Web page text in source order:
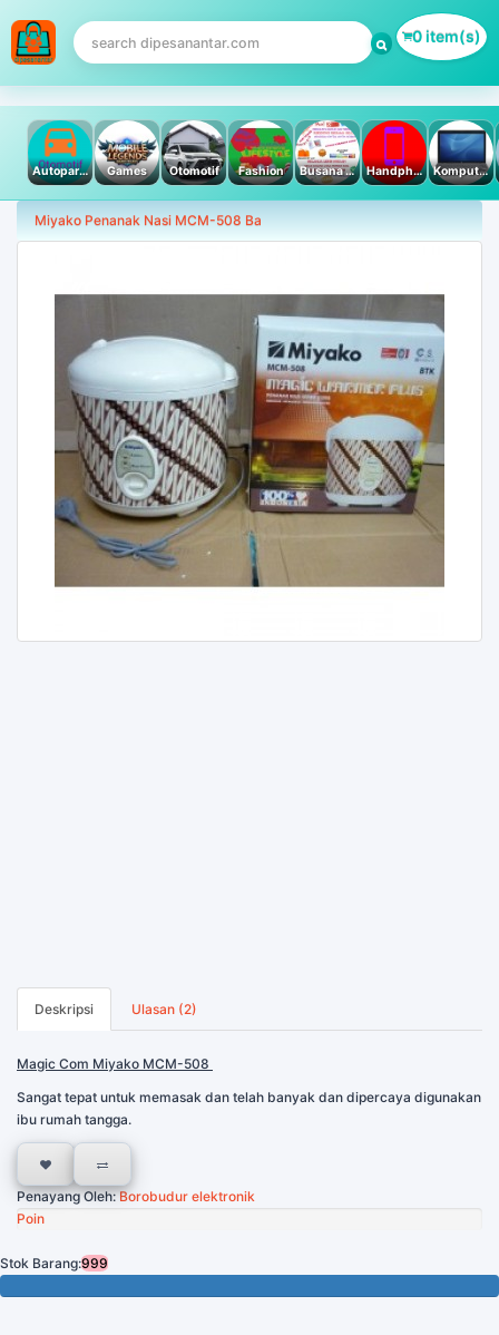
0 item(s)
Autoparts Games Otomotif Fashion Busana Muslim Handphone & Tablet Komputer PC & Laptop
Miyako Penanak Nasi MCM-508 Ba
Deskripsi Ulasan (2)
Magic Com Miyako MCM-508
Sangat tepat untuk memasak dan telah banyak dan dipercaya digunakan
ibu rumah tangga.
Penayang Oleh:Borobudur elektronik
Poin
Stok Barang:999